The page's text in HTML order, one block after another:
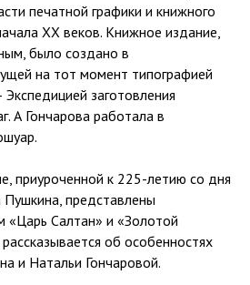
печатной графики и книжного
XX веков. Книжное издание,
было создано в
на тот момент типографией
заготовления
А Гончарова работала в
приуроченной к 225-летию со дня
представлены
«Царь Салтан» и «Золотой
об особенностях
и Натальи Гончаровой.